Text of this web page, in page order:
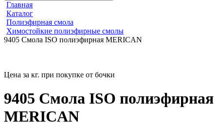
Главная
Каталог
Полиэфирная смола
Химостойкие полиэфирные смолы
9405 Смола ISO полиэфирная MERICAN
Цена за кг. при покупке от бочки
9405 Смола ISO полиэфирная
MERICAN